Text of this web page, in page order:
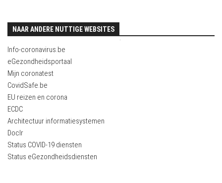
NAAR ANDERE NUTTIGE WEBSITES
.
Info-coronavirus.be
eGezondheidsportaal
Mijn coronatest
CovidSafe.be
EU reizen en corona
ECDC
Architectuur informatiesystemen
Doclr
Status COVID-19 diensten
Status eGezondheidsdiensten